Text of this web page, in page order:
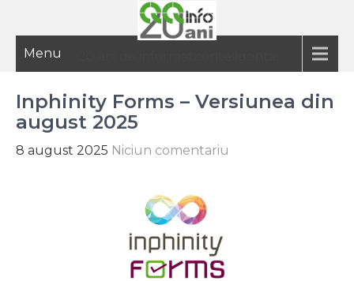
Menu
Inphinity Forms – Versiunea din
august 2025
8 august 2025 Niciun comentariu